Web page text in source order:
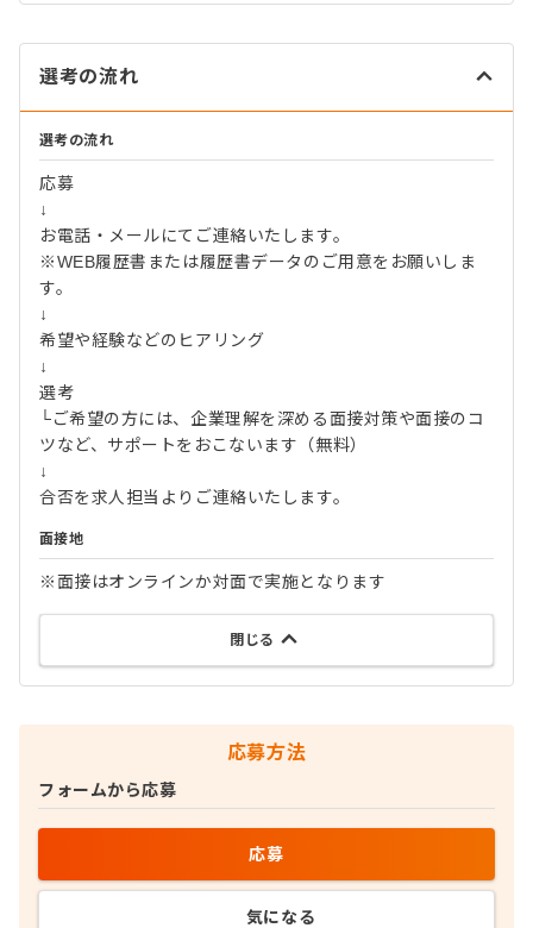
選考の流れ
選考の流れ
応募
↓
お電話・メールにてご連絡いたします。
※WEB履歴書または履歴書データのご用意をお願いしま
す。
↓
希望や経験などのヒアリング
↓
選考
└ご希望の方には、企業理解を深める面接対策や面接のコ
ツなど、サポートをおこないます（無料）
↓
合否を求人担当よりご連絡いたします。
面接地
※面接はオンラインか対面で実施となります
閉じる
応募方法
フォームから応募
応募
気になる